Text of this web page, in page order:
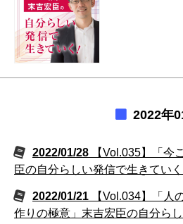
2022年
2022/01/28
【Vol.035】「今
臣の自分らしい発信で生きていく
2022/01/21
【Vol.034】「人
作りの極意」末吉宏臣の自分ら